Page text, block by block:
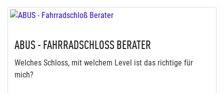
ABUS - FAHRRADSCHLOSS BERATER
Welches Schloss, mit welchem Level ist das richtige für
mich?